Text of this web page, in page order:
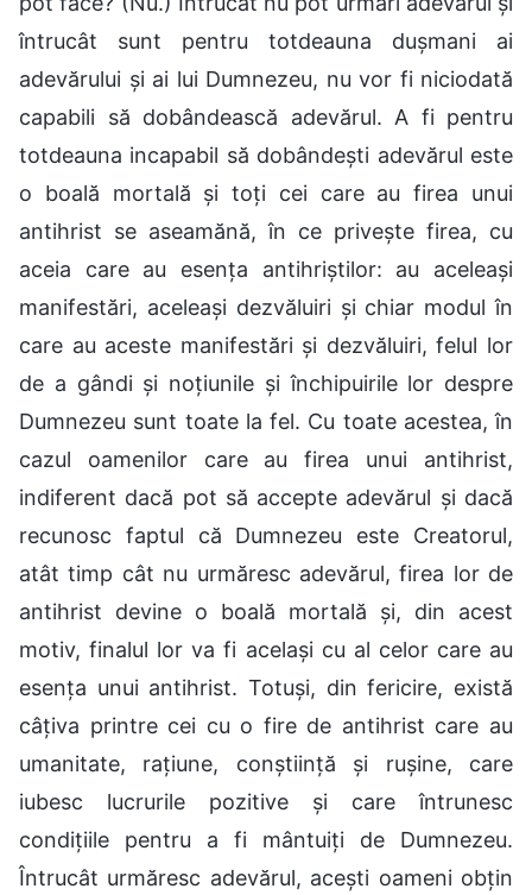
întrucât sunt pentru totdeauna dușmani ai
adevărului și ai lui Dumnezeu, nu vor fi niciodată
capabili să dobândească adevărul. A fi pentru
totdeauna incapabil să dobândești adevărul este
o boală mortală și toți cei care au firea unui
antihrist se aseamănă, în ce privește firea, cu
aceia care au esența antihriștilor: au aceleași
manifestări, aceleași dezvăluiri și chiar modul în
care au aceste manifestări și dezvăluiri, felul lor
de a gândi și noțiunile și închipuirile lor despre
Dumnezeu sunt toate la fel. Cu toate acestea, în
cazul oamenilor care au firea unui antihrist,
indiferent dacă pot să accepte adevărul și dacă
recunosc faptul că Dumnezeu este Creatorul,
atât timp cât nu urmăresc adevărul, firea lor de
antihrist devine o boală mortală și, din acest
motiv, finalul lor va fi același cu al celor care au
esența unui antihrist. Totuși, din fericire, există
câțiva printre cei cu o fire de antihrist care au
umanitate, rațiune, conștiință și rușine, care
iubesc lucrurile pozitive și care întrunesc
condițiile pentru a fi mântuiți de Dumnezeu.
Întrucât urmăresc adevărul, acești oameni obțin